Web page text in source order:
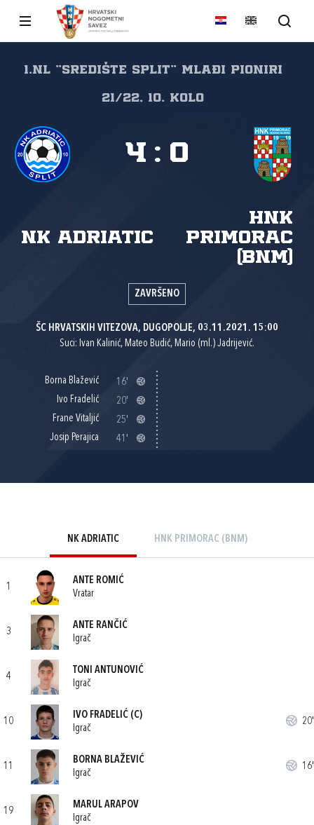
1.NL "SREDIŠTE SPLIT" Mlađi pioniri
21/22, 10. kolo
NK Adriatic
HNK
Primorac
(BNM)
4 : 0
ZAVRŠENO
ŠC HRVATSKIH VITEZOVA, DUGOPOLJE, 03.11.2021. 15:00
Suci: Ivan Kalinić, Mateo Budić, Mario (ml.) Jadrijević.
Borna Blažević
16'
Ivo Fradelić
20'
Frane Vitaljić
25'
Josip Perajica
41'
NK ADRIATIC HNK PRIMORAC (BNM)
1
ANTE ROMIĆ
Vratar
3
ANTE RANČIĆ
Igrač
4
TONI ANTUNOVIĆ
Igrač
10
IVO FRADELIĆ (C)
Igrač
20'
11
BORNA BLAŽEVIĆ
Igrač
16'
19
MARUL ARAPOV
Igrač